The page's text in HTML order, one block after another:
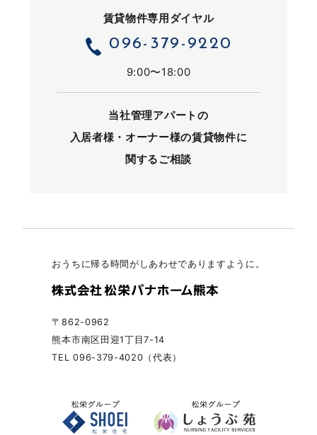
賃貸物件専用ダイヤル
096-379-9220
9:00〜18:00
当社管理アパートの
入居者様・オーナー様の賃貸物件に
関するご相談
おうちに帰る時間がしあわせでありますように。
〒862-0962
熊本市南区田迎1丁目7-14
TEL 096-379-4020（代表）